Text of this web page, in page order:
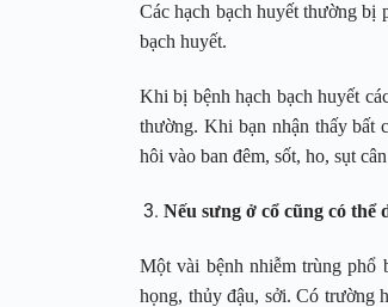
Các hạch bạch huyết thường bị
bạch huyết.
Khi bị bệnh hạch bạch huyết
thường. Khi bạn nhận thấy bất
hôi vào ban đêm, sốt, ho, sụt
Nếu sưng ở cổ cũng có thể
Một vài bệnh nhiễm trùng phổ
họng, thủy đậu, sởi. Có trường